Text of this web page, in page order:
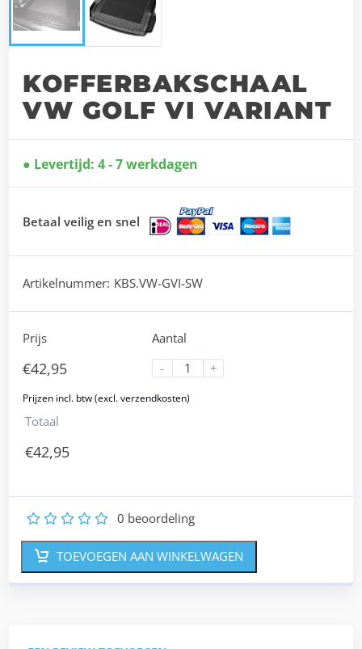
KOFFERBAKSCHAAL
VW GOLF VI VARIANT
Levertijd: 4 - 7 werkdagen
Betaal veilig en snel
Artikelnummer: KBS.VW-GVI-SW
Prijs
€42,95
Aantal
-
+
Totaal
€42,95
5
4
3
2 0 beoordeling
TOEVOEGEN AAN WINKELWAGEN